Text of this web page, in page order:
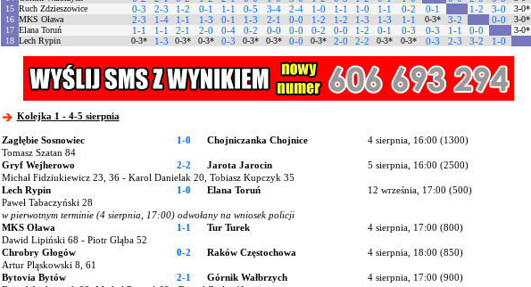
15 Ruch Zdzieszowice 0-3 2-3 1-2 0-1 1-1 0-5 3-4 2-4 1-0 1-1 1-0 1-1 0-2 0-1 1-2 3-0
3-0*
16 MKS Oława 2-3 1-4 1-1 1-3 0-1 1-3 2-1 0-0 1-2 1-2 1-3 1-3 1-1 0-3* 3-2 0-0
3-0*
17 Elana Toruń 1-1 1-1 2-1 2-0 0-4 0-2 0-0 0-0 0-2 0-0 1-2 0-1 0-3 0-3 1-1 0-0
3-0*
18 Lech Rypin 0-3* 1-3 0-3* 0-3* 0-3 0-3* 0-3* 0-0 0-3* 2-0 2-2 0-3* 0-3* 0-3 2-3 3-2 1-0
Kolejka 1 - 4-5 sierpnia
Zagłębie Sosnowiec 1-0 Chojniczanka Chojnice
4 sierpnia, 16:00 (1300)
Tomasz Szatan 84
Gryf Wejherowo
2-2 Jarota Jarocin
5 sierpnia, 16:00 (2500)
Michał Fidziukiewicz 23, 36 - Karol Danielak 20, Tobiasz Kupczyk 35
Lech Rypin
1-0 Elana Toruń
12 września, 17:00 (500)
Paweł Tabaczyński 28
w pierwotnym terminie (4 sierpnia, 17:00) odwołany na wniosek policji
MKS Oława
1-1 Tur Turek
4 sierpnia, 17:00 (800)
Dawid Lipiński 68 - Piotr Gląba 52
Chrobry Głogów
0-2 Raków Częstochowa
4 sierpnia, 18:00 (850)
Artur Pląskowski 8, 61
Bytovia Bytów
2-1 Górnik Wałbrzych
4 sierpnia, 17:00 (900)